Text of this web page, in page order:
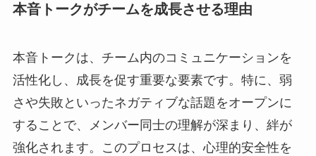
本音トークがチームを成長させる理由
本音トークは、チーム内のコミュニケーションを
活性化し、成長を促す重要な要素です。特に、弱
さや失敗といったネガティブな話題をオープンに
することで、メンバー同士の理解が深まり、絆が
強化されます。このプロセスは、心理的安全性を